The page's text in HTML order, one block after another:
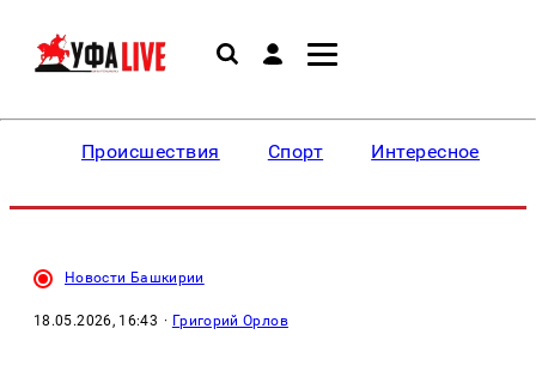
Происшествия Спорт Интересное
Новости Башкирии
18.05.2026, 16:43 · Григорий Орлов